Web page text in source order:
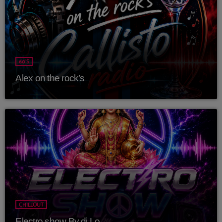
avril 2025
mai 2024
avril 2020
mars 2020
février 2018
janvier 2018
mai 2016
CATÉGORIES
60'S
Alex on the rock’s
CHILLOUT